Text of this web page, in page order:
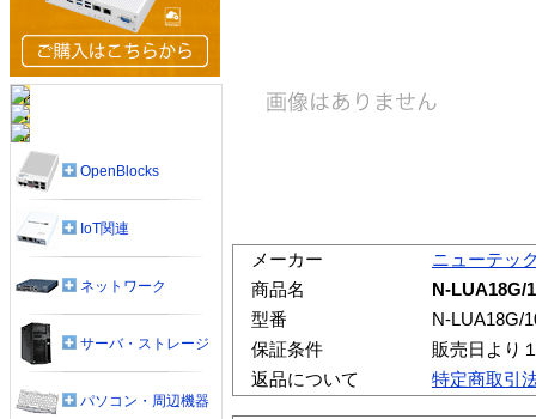
メーカー
ニューテッ
商品名
N-LUA18G/
型番
N-LUA18G/
保証条件
販売日より
返品について
特定商取引
OpenBlocks
IoT関連
ネットワーク
サーバ・ストレージ
パソコン・周辺機器